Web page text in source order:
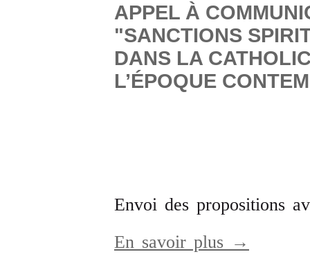
APPEL À
"SANCTIONS
DANS LA
L’ÉPOQUE
Envoi des propositions
En savoir plus →